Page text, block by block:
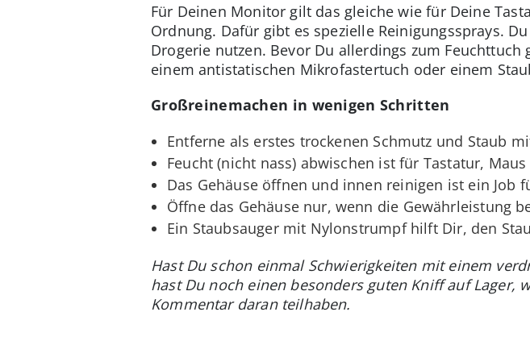
Für Deinen Monitor gilt das gleiche wie für Deine
Ordnung. Dafür gibt es spezielle Reinigungssprays.
Drogerie nutzen. Bevor Du allerdings zum
einem antistatischen Mikrofastertuch oder einem
Großreinemachen in wenigen Schritten
Entferne als erstes trockenen Schmutz und Staub
Feucht (nicht nass) abwischen ist für Tastatur,
Das Gehäuse öffnen und innen reinigen ist ein Job
Öffne das Gehäuse nur, wenn die Gewährleistung
Ein Staubsauger mit Nylonstrumpf hilft Dir, den
Hast Du schon einmal Schwierigkeiten mit einem
hast Du noch einen besonders guten Kniff auf Lager,
Kommentar daran teilhaben.